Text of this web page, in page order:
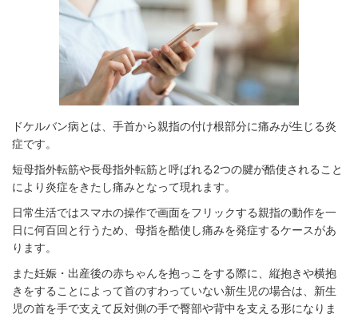
ドケルバン病とは、手首から親指の付け根部分に痛みが生じる炎
症です。
短母指外転筋や長母指外転筋と呼ばれる2つの腱が酷使されること
により炎症をきたし痛みとなって現れます。
日常生活ではスマホの操作で画面をフリックする親指の動作を一
日に何百回と行うため、母指を酷使し痛みを発症するケースがあ
ります。
また妊娠・出産後の赤ちゃんを抱っこをする際に、縦抱きや横抱
きをすることによって首のすわっていない新生児の場合は、新生
児の首を手で支えて反対側の手で臀部や背中を支える形になりま